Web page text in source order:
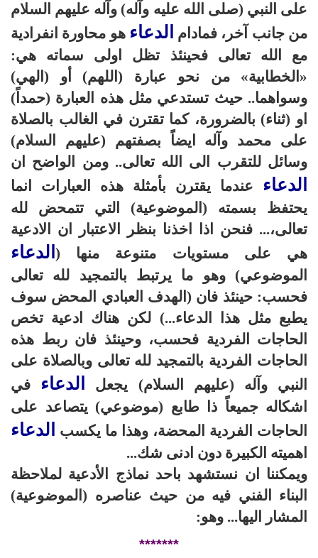
على النبي (صلى الله عليه وآله) وآله عليهم السلام
من جانب آخر، فمادام الدعاء هو محاورة انفرادية
مع الله تعالى فحينئذ تظل اولى سماته هي:
«الخطابية» من نحو عبارة (اللهم) أو (الهي)
وسواهما.. حيث تستدعي مثل هذه العبارة (حمداً)
او (ثناء) بالضرورة، كما تقترن في الغالب بالصلاة
على محمد وآله ايضاً بصفتهم (عليهم السلام)
وسائل للتقرب الى الله تعالى.. ومن الواضح ان
الدعاء عندما يقترن بأمثلة هذه العبارات انما
يحتفظ بسمته (الموضوعية) التي تتمحض لله
تعالى،... فنحن اذا اخذنا بنظر الاعتبار ان الادعية
هي على مستويات متنوعة منها ( الدعاء
الموضوعي) وهو ما يرتبط بالتمجيد لله تعالى
فحسب: حينئذ فان (الهدف العبادي المحض سوف
يطبع مثل هذا الدعاء...) لكن هناك ادعية تخص
الحاجات الفردية فحسب، وحينئذ فان ربط هذه
الحاجات الفردية بالتمجيد لله تعالى وبالصلاة على
النبي وآله (عليهم السلام) يجعل
الدعاء في
اشكاله جميعاً ذا طابع (موضوعي) يتصاعد على
الحاجات الفردية المحضة، وهذا ما يكسب
الدعاء
اهميته الكبيرة دون ادنى شك...
ويمكننا ان نستشهد باحد نماذج الأدعية لملاحظة
البناء الفني فيه من حيث عناصره (الموضوعية)
المشار اليها... وهو:
*******